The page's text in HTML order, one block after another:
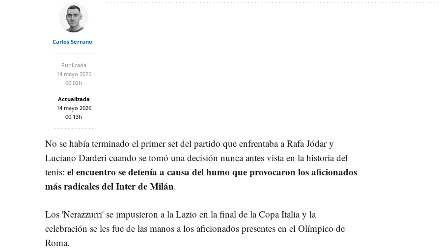
Carlos Serrano
Publicada
14 mayo 2026
00:02h
Actualizada
14 mayo 2026
00:13h
No se había terminado el primer set del partido que enfrentaba a Rafa Jódar y
Luciano Darderi cuando se tomó una decisión nunca antes vista en la historia del
tenis: el encuentro se detenía a causa del humo que provocaron los aficionados
más radicales del Inter de Milán.
Los 'Nerazzurri' se impusieron a la Lazio en la final de la Copa Italia y la
celebración se les fue de las manos a los aficionados presentes en el Olímpico de
Roma.